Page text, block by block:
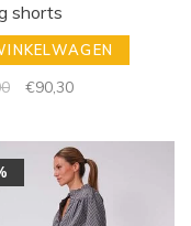
shorts
€90,30